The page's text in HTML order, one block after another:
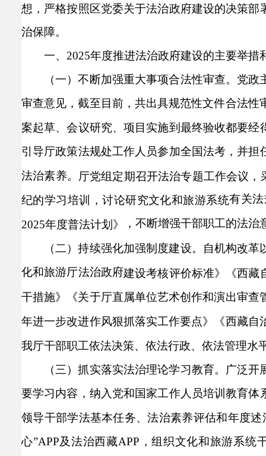
想，严格按照区党委关于法治政府建设的决策
治保障。
一、2025年度推进法治政府建设的主要举措
（一）不断加强重大事项合法性审查。 党政
审查意见 ，截至目前，共出具规范性文件合法
案起草、会议研究、项目实施到最终验收都要
引导厅政策法规处工作人员参加全国法考，并担
法治素养。
厅党组定期召开法治专题工作会议
纪的学习培训，讨论研究文化和旅游系统有关
2025年度普法计划》
，不断增强干部职工的法
（二）持续强化加强制度建设。
自机构改革
化和旅游厅法治政府建设考核评价标准》《西藏
干措施》《关于厅直属单位艺术创作和演出审
年进一步改进作风狠抓落实工作要点》《西藏
我厅干部职工依法决策、依法行政、依法管理水
（三）抓实落实法治理论学习教育。 广泛开
要学习内容，纳入党和国家工作人员培训教育
领导干部学法基本任务、法治素养评估和年度
心”APP及法治西藏APP，组织文化和旅游系统